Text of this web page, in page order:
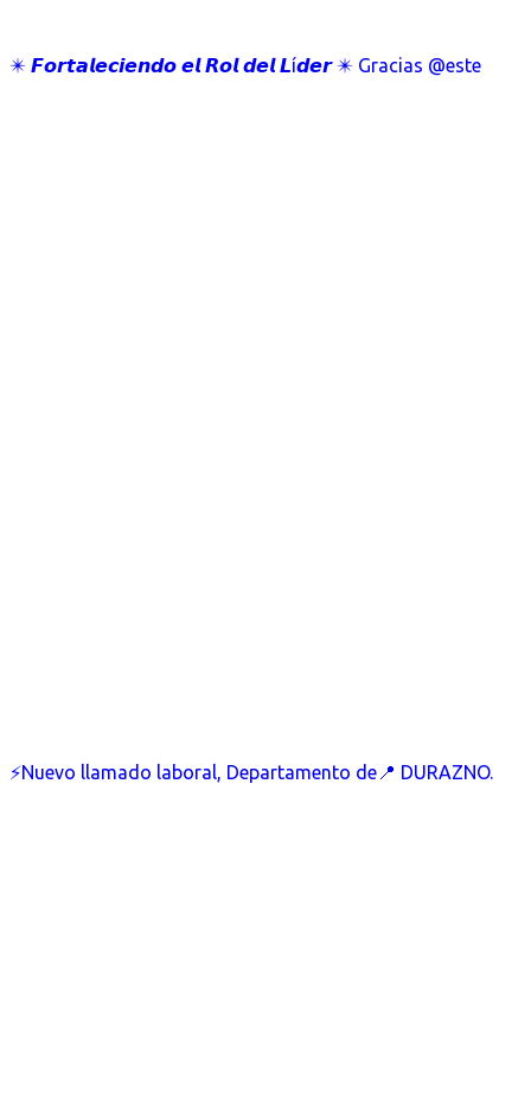
✴️ 𝙁𝙤𝙧𝙩𝙖𝙡𝙚𝙘𝙞𝙚𝙣𝙙𝙤 𝙚𝙡 𝙍𝙤𝙡 𝙙𝙚𝙡 𝙇í𝙙𝙚𝙧 ✴️ Gracias @este
⚡Nuevo llamado laboral, Departamento de📍 DURAZNO.